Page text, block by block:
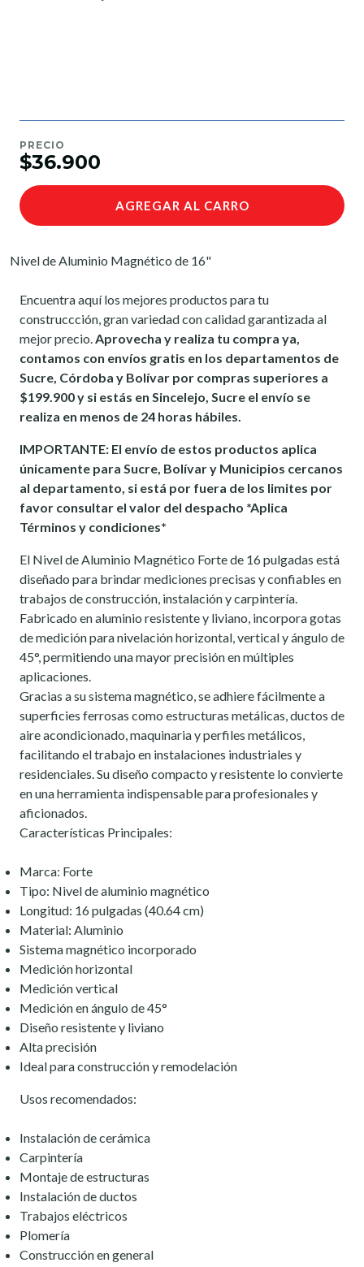
PRECIO
$36.900
AGREGAR AL CARRO
Nivel de Aluminio Magnético de 16"
Encuentra aquí los mejores productos para tu
construccción, gran variedad con calidad garantizada al
mejor precio.Aprovecha y realiza tu compra ya,
contamos con envíos gratis en los departamentos de
Sucre, Córdoba y Bolívar por compras superiores a
$199.900 y si estás en Sincelejo, Sucre el envío se
realiza en menos de 24 horas hábiles.
IMPORTANTE: El envío de estos productos aplica
únicamente para Sucre, Bolívar y Municipios cercanos
al departamento, si está por fuera de los limites por
favor consultar el valor del despacho *Aplica
Términos y condiciones*
El Nivel de Aluminio Magnético Forte de 16 pulgadas está
diseñado para brindar mediciones precisas y confiables en
trabajos de construcción, instalación y carpintería.
Fabricado en aluminio resistente y liviano, incorpora gotas
de medición para nivelación horizontal, vertical y ángulo de
45°, permitiendo una mayor precisión en múltiples
aplicaciones.
Gracias a su sistema magnético, se adhiere fácilmente a
superficies ferrosas como estructuras metálicas, ductos de
aire acondicionado, maquinaria y perfiles metálicos,
facilitando el trabajo en instalaciones industriales y
residenciales. Su diseño compacto y resistente lo convierte
en una herramienta indispensable para profesionales y
aficionados.
Características Principales:
Marca: Forte
Tipo: Nivel de aluminio magnético
Longitud: 16 pulgadas (40.64 cm)
Material: Aluminio
Sistema magnético incorporado
Medición horizontal
Medición vertical
Medición en ángulo de 45°
Diseño resistente y liviano
Alta precisión
Ideal para construcción y remodelación
Usos recomendados:
Instalación de cerámica
Carpintería
Montaje de estructuras
Instalación de ductos
Trabajos eléctricos
Plomería
Construcción en general